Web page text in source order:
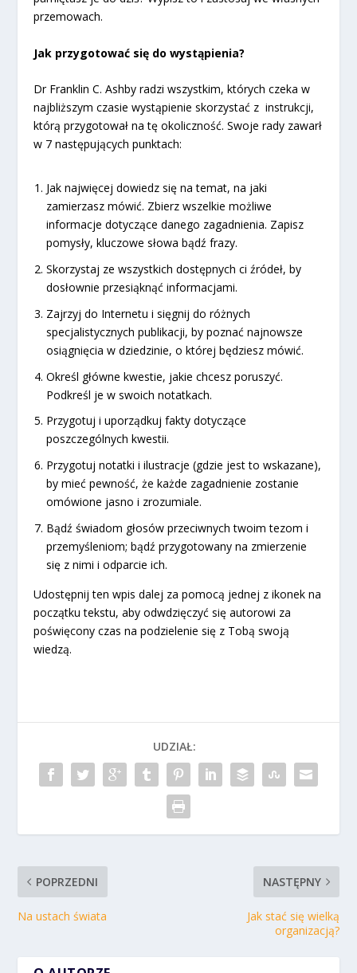
przemowach.
Jak przygotować się do wystąpienia?
Dr Franklin C. Ashby radzi wszystkim, których czeka w
najbliższym czasie wystąpienie skorzystać z instrukcji,
którą przygotował na tę okoliczność. Swoje rady zawarł
w 7 następujących punktach:
Jak najwięcej dowiedz się na temat, na jaki
zamierzasz mówić. Zbierz wszelkie możliwe
informacje dotyczące danego zagadnienia. Zapisz
pomysły, kluczowe słowa bądź frazy.
Skorzystaj ze wszystkich dostępnych ci źródeł, by
dosłownie przesiąknąć informacjami.
Zajrzyj do Internetu i sięgnij do różnych
specjalistycznych publikacji, by poznać najnowsze
osiągnięcia w dziedzinie, o której będziesz mówić.
Określ główne kwestie, jakie chcesz poruszyć.
Podkreśl je w swoich notatkach.
Przygotuj i uporządkuj fakty dotyczące
poszczególnych kwestii.
Przygotuj notatki i ilustracje (gdzie jest to wskazane),
by mieć pewność, że każde zagadnienie zostanie
omówione jasno i zrozumiale.
Bądź świadom głosów przeciwnych twoim tezom i
przemyśleniom; bądź przygotowany na zmierzenie
się z nimi i odparcie ich.
Udostępnij ten wpis dalej za pomocą jednej z ikonek na
początku tekstu, aby odwdzięczyć się autorowi za
poświęcony czas na podzielenie się z Tobą swoją
wiedzą.
UDZIAŁ:
POPRZEDNI
Na ustach świata
NASTĘPNY
Jak stać się wielką
organizacją?